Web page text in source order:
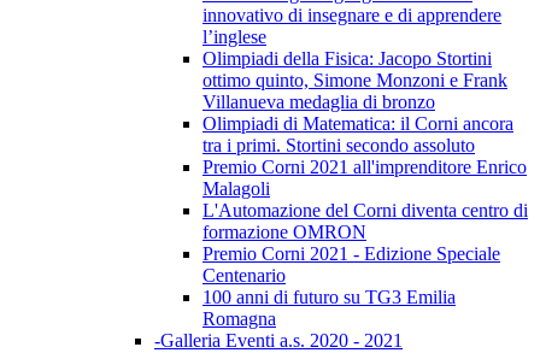
innovativo di insegnare e di apprendere
l’inglese
Olimpiadi della Fisica: Jacopo Stortini
ottimo quinto, Simone Monzoni e Frank
Villanueva medaglia di bronzo
Olimpiadi di Matematica: il Corni ancora
tra i primi. Stortini secondo assoluto
Premio Corni 2021 all'imprenditore Enrico
Malagoli
L'Automazione del Corni diventa centro di
formazione OMRON
Premio Corni 2021 - Edizione Speciale
Centenario
100 anni di futuro su TG3 Emilia
Romagna
-Galleria Eventi a.s. 2020 - 2021